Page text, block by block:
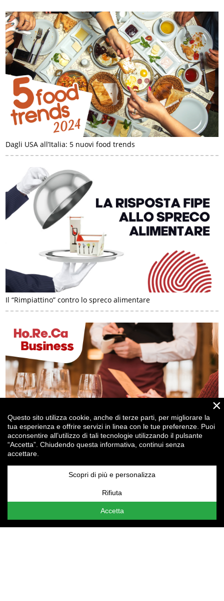
Dagli USA all’Italia: 5 nuovi food trends
Il “Rimpiattino” contro lo spreco alimentare
Ristorazione, attraente per i clienti ma anche per... gli
Attenzione:le tueImpostazioni cookienon consentono la
visualizzazione del contenuto qui presente. Assicurati di
aver accettato i cookie per il "Miglioramento
×
Questo sito utilizza cookie, anche di terze parti, per migliorare la
tua esperienza e offrire servizi in linea con le tue preferenze. Puoi
acconsentire all’utilizzo di tali tecnologie utilizzando il pulsante
“Accetta”. Chiudendo questa informativa, continui senza
accettare.
Scopri di più e personalizza
Rifiuta
Accetta